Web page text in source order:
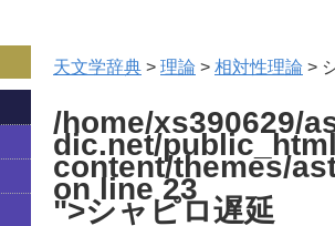
天文学辞典 > 理論 > 相対性理論 >
/home/xs390629/
dic.net/
content/themes/
on line23
">シャピロ遅延